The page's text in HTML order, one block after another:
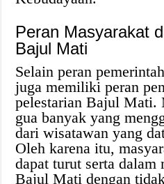
Peran Masyarakat
Bajul Mati
Selain peran
juga memiliki peran
pelestarian Bajul Mati.
gua banyak yang
dari wisatawan yang
Oleh karena itu,
dapat turut serta dalam
Bajul Mati dengan